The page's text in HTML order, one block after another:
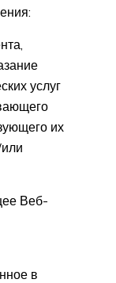
услуг
их
Веб-
в